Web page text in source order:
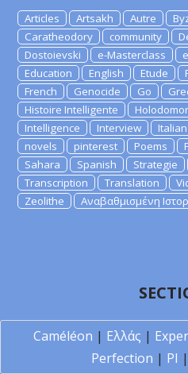
Articles Artsakh Autre
Caratheodory
community
Dostoievski
e-Masterclass
Education
English Etude
French
Genocide Go
Histoire Intelligente
Holodomor
Intelligence
Interview Italian
novels
pinterest Poems
Sahara
Spanish Strategie
Transcription
Translation
Zeolithe
Αναβαθμισμένη
Caméléon | Ελλάς |
Perfection | PI |